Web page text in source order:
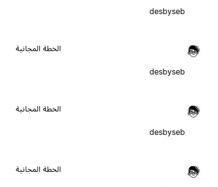
desbyseb
desbyseb
الخطة المجانية
desbyseb
الخطة المجانية
الخطة المجانية